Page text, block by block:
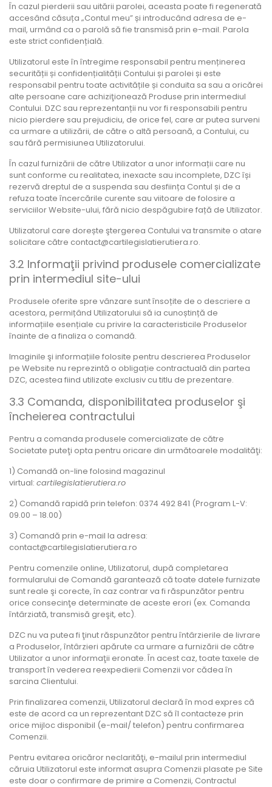
În cazul pierderii sau uitării parolei, aceasta poate fi regenerată
accesând căsuța „Contul meu” și introducând adresa de e-
mail, urmând ca o parolă să fie transmisă prin e-mail. Parola
este strict confidențială.
Utilizatorul este în întregime responsabil pentru menținerea
securității și confidențialității Contului și parolei și este
responsabil pentru toate activitățile și conduita sa sau a oricărei
alte persoane care achiziţionează Produse prin intermediul
Contului. DZC sau reprezentanții nu vor fi responsabili pentru
nicio pierdere sau prejudiciu, de orice fel, care ar putea surveni
ca urmare a utilizării, de către o altă persoană, a Contului, cu
sau fără permisiunea Utilizatorului.
În cazul furnizării de către Utilizator a unor informații care nu
sunt conforme cu realitatea, inexacte sau incomplete, DZC își
rezervă dreptul de a suspenda sau desființa Contul și de a
refuza toate încercările curente sau viitoare de folosire a
serviciilor Website-ului, fără nicio despăgubire față de Utilizator.
Utilizatorul care dorește ştergerea Contului va transmite o atare
solicitare către contact@cartilegislatierutiera.ro.
3.2 Informaţii privind produsele comercializate
prin intermediul site-ului
Produsele oferite spre vânzare sunt însoțite de o descriere a
acestora, permițând Utilizatorului să ia cunoștință de
informațiile esențiale cu privire la caracteristicile Produselor
înainte de a finaliza o comandă.
Imaginile şi informațiile folosite pentru descrierea Produselor
pe Website nu reprezintă o obligație contractuală din partea
DZC, acestea fiind utilizate exclusiv cu titlu de prezentare.
3.3 Comanda, disponibilitatea produselor şi
încheierea contractului
Pentru a comanda produsele comercializate de către
Societate puteţi opta pentru oricare din următoarele modalităţi:
1) Comandă on-line folosind magazinul
virtual: cartilegislatierutiera.ro
2) Comandă rapidă prin telefon: 0374 492 841 (Program L-V:
09.00 – 18.00)
3) Comandă prin e-mail la adresa:
contact@cartilegislatierutiera.ro
Pentru comenzile online, Utilizatorul, după completarea
formularului de Comandă garantează că toate datele furnizate
sunt reale şi corecte, în caz contrar va fi răspunzător pentru
orice consecinţe determinate de aceste erori (ex. Comanda
întârziată, transmisă greşit, etc).
DZC nu va putea fi ţinut răspunzător pentru întârzierile de livrare
a Produselor, întârzieri apărute ca urmare a furnizării de către
Utilizator a unor informaţii eronate. În acest caz, toate taxele de
transport în vederea reexpedierii Comenzii vor cădea în
sarcina Clientului.
Prin finalizarea comenzii, Utilizatorul declară în mod expres că
este de acord ca un reprezentant DZC să îl contacteze prin
orice mijloc disponibil (e-mail/ telefon) pentru confirmarea
Comenzii.
Pentru evitarea oricăror neclarităţi, e-mailul prin intermediul
căruia Utilizatorul este informat asupra Comenzii plasate pe Site
este doar o confirmare de primire a Comenzii, Contractul